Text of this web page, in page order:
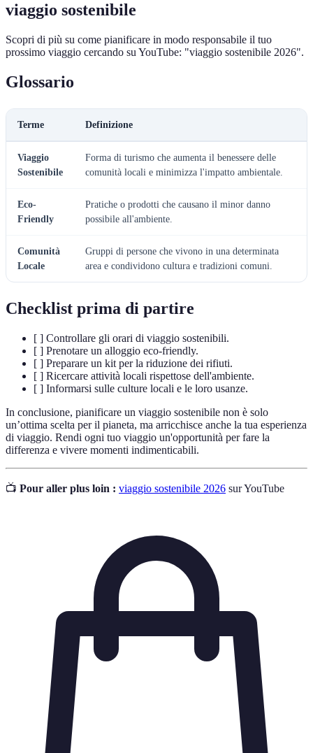
viaggio sostenibile
Scopri di più su come pianificare in modo responsabile il tuo
prossimo viaggio cercando su YouTube: "viaggio sostenibile 2026".
Glossario
Terme Definizione
Viaggio
Sostenibile
Forma di turismo che aumenta il benessere delle
comunità locali e minimizza l'impatto ambientale.
Eco-
Friendly
Pratiche o prodotti che causano il minor danno
possibile all'ambiente.
Comunità
Locale
Gruppi di persone che vivono in una determinata
area e condividono cultura e tradizioni comuni.
Checklist prima di partire
[ ] Controllare gli orari di viaggio sostenibili.
[ ] Prenotare un alloggio eco-friendly.
[ ] Preparare un kit per la riduzione dei rifiuti.
[ ] Ricercare attività locali rispettose dell'ambiente.
[ ] Informarsi sulle culture locali e le loro usanze.
In conclusione, pianificare un viaggio sostenibile non è solo
un’ottima scelta per il pianeta, ma arricchisce anche la tua esperienza
di viaggio. Rendi ogni tuo viaggio un'opportunità per fare la
differenza e vivere momenti indimenticabili.
📺 Pour aller plus loin : viaggio sostenibile 2026 sur YouTube